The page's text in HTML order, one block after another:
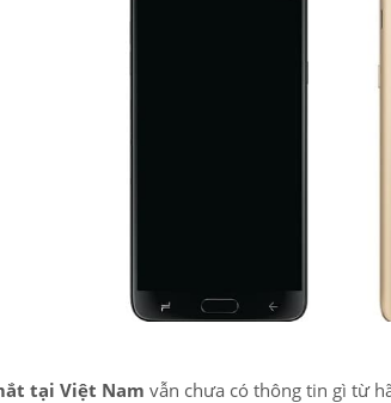
tại Việt Nam vẫn chưa có thông tin gì từ